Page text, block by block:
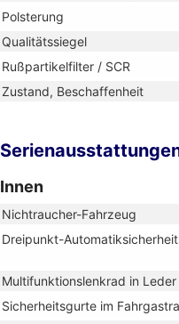
Polsterung
Qualitätssiegel
Rußpartikelfilter / SCR
Zustand, Beschaffenheit
Innen
Nichtraucher-Fahrzeug
Dreipunkt-
Multifunktionslenkrad in
Sicherheitsgurte im